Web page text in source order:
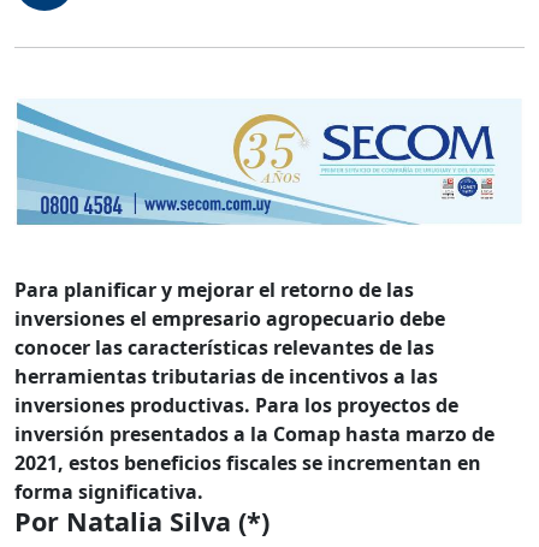
Para planificar y mejorar el retorno de las
inversiones el empresario agropecuario debe
conocer las características relevantes de las
herramientas tributarias de incentivos a las
inversiones productivas. Para los proyectos de
inversión presentados a la Comap hasta marzo de
2021, estos beneficios fiscales se incrementan en
forma significativa.
Por Natalia Silva (*)